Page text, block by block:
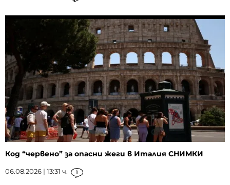
Код “червено” за опасни жеги в Италия СНИМКИ
06.08.2026 | 13:31 ч. 1